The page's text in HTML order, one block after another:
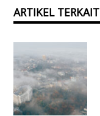
ARTIKEL TERKAIT